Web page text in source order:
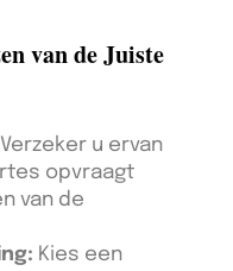
van de Juiste
Verzeker u ervan
opvraagt
van de
Kies een